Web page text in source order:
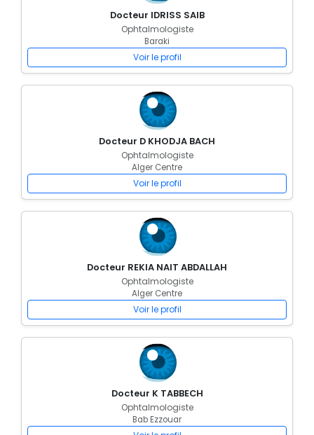
Docteur IDRISS SAIB
Ophtalmologiste
Baraki
Voir le profil
Docteur D KHODJA BACH
Ophtalmologiste
Alger Centre
Voir le profil
Docteur REKIA NAIT ABDALLAH
Ophtalmologiste
Alger Centre
Voir le profil
Docteur K TABBECH
Ophtalmologiste
Bab Ezzouar